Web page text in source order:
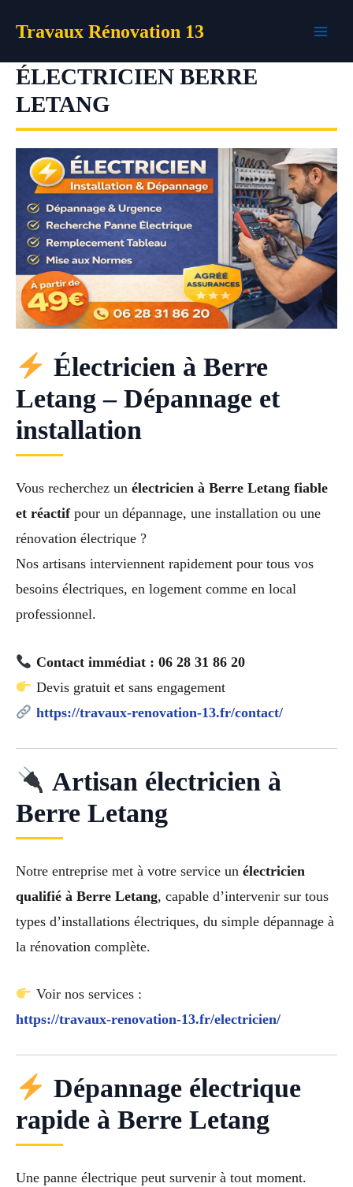
Travaux Rénovation 13
ÉLECTRICIEN BERRE
LETANG
Électricien à Berre
Letang – Dépannage et
installation
Vous recherchez un électricien à Berre Letang fiable
et réactifpour un dépannage, une installation ou une
rénovation électrique ?
Nos artisans interviennent rapidement pour tous vos
besoins électriques, en logement comme en local
professionnel.
Contact immédiat : 06 28 31 86 20
Devis gratuit et sans engagement
https://travaux-renovation-13.fr/contact/
Artisan électricien à
Berre Letang
Notre entreprise met à votre service un électricien
qualifié à Berre Letang, capable d’intervenir sur tous
types d’installations électriques, du simple dépannage à
la rénovation complète.
Voir nos services :
https://travaux-renovation-13.fr/electricien/
Dépannage électrique
rapide à Berre Letang
Une panne électrique peut survenir à tout moment.